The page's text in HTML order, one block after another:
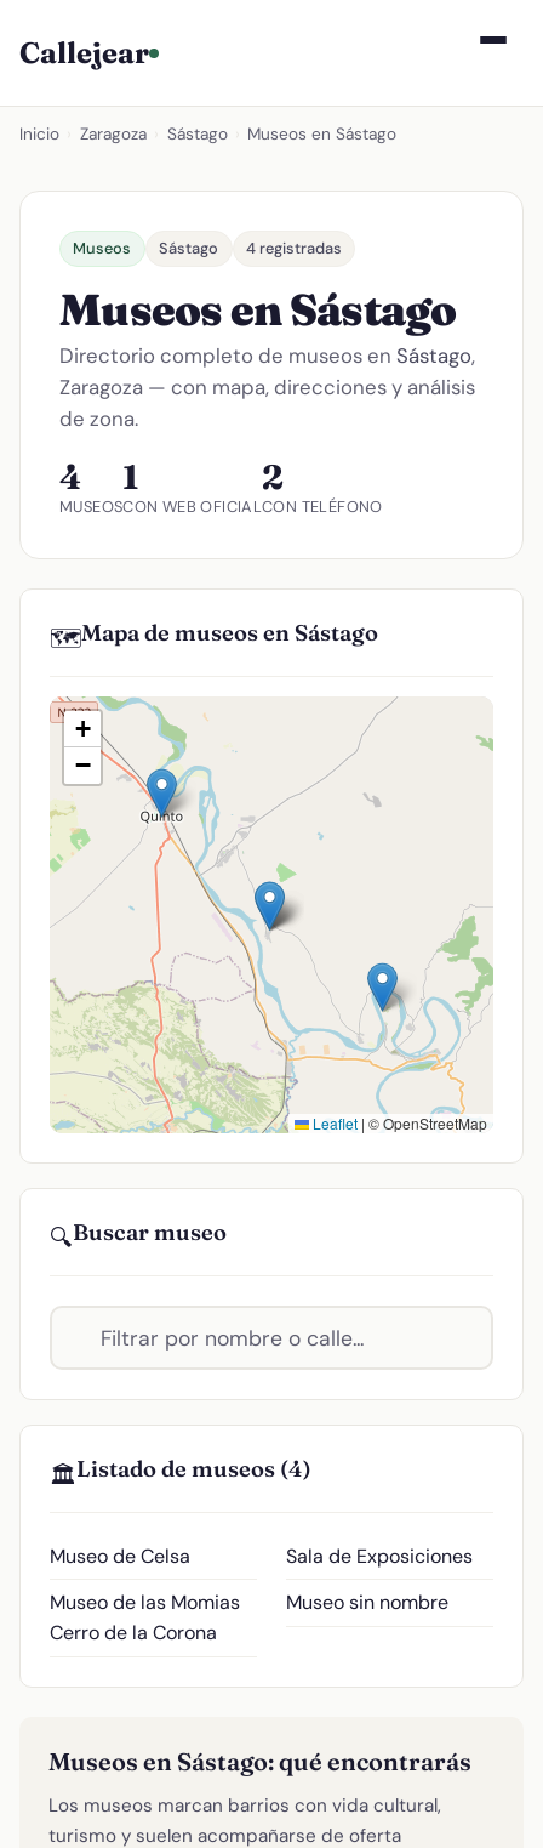
Callejear
Inicio Zaragoza Sástago Museos en Sástago
Museos Sástago 4 registradas
Museos en Sástago
Directorio completo de museos en Sástago,
Zaragoza — con mapa, direcciones y análisis
de zona.
4
MUSEOS
1
CON WEB OFICIAL
2
CON TELÉFONO
🗺️Mapa de museos en Sástago
+
−
Leaflet | © OpenStreetMap
🔍Buscar museo
🏛️Listado de museos (4)
Museo de Celsa
Museo de las Momias
Cerro de la Corona
Sala de Exposiciones
Museo sin nombre
Museos en Sástago: qué encontrarás
Los museos marcan barrios con vida cultural,
turismo y suelen acompañarse de oferta